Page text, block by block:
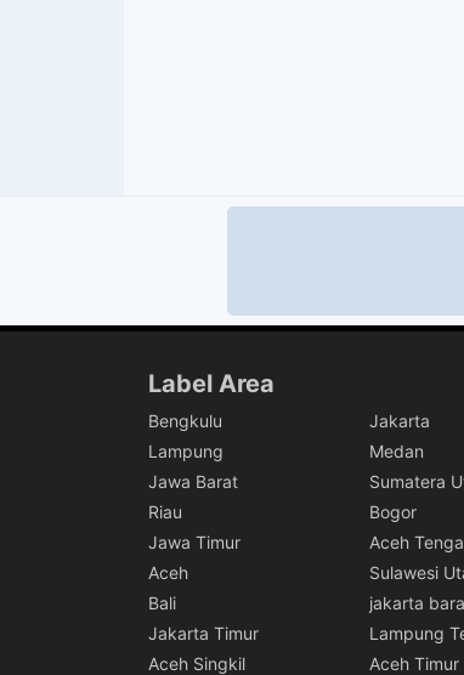
Label Area
Bengkulu Jakarta
Lampung
Medan
Jawa Barat
Sumatera
Riau
Bogor
Jawa Timur
Aceh
Aceh
Sulawesi
Bali
jakarta
Jakarta Timur
Lampung
Aceh Singkil
Aceh Timur